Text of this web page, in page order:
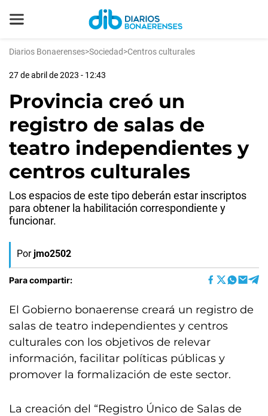
Diarios Bonaerenses>Sociedad>Centros culturales
27 de abril de 2023 - 12:43
Provincia creó un
registro de salas de
teatro independientes y
centros culturales
Los espacios de este tipo deberán estar inscriptos
para obtener la habilitación correspondiente y
funcionar.
Por jmo2502
Para compartir:
El Gobierno bonaerense creará un registro de
salas de teatro independientes y centros
culturales con los objetivos de relevar
información, facilitar políticas públicas y
promover la formalización de este sector.
La creación del “Registro Único de Salas de